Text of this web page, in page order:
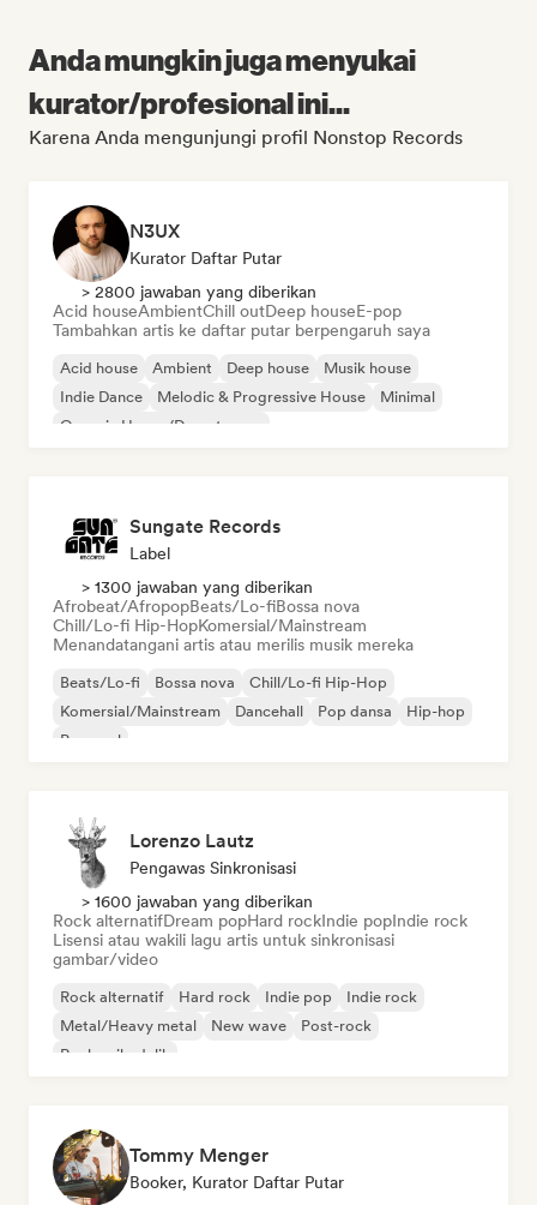
Anda mungkin juga menyukai
kurator/profesional ini...
Karena Anda mengunjungi profil Nonstop Records
N3UX
Kurator Daftar Putar
> 2800 jawaban yang diberikan
Acid houseAmbientChill outDeep houseE-pop
Tambahkan artis ke daftar putar berpengaruh saya
Acid house Ambient Deep house
Musik house
Indie Dance
Melodic & Progressive House
Minimal
Organic House/Downtempo
Sungate Records
Label
> 1300 jawaban yang diberikan
Afrobeat/AfropopBeats/Lo-fiBossa nova
Chill/Lo-fi Hip-HopKomersial/Mainstream
Menandatangani artis atau merilis musik mereka
Beats/Lo-fi Bossa nova
Chill/Lo-fi Hip-Hop
Komersial/Mainstream
Dancehall Pop dansa
Hip-hop
Pop soul
Lorenzo Lautz
Pengawas Sinkronisasi
> 1600 jawaban yang diberikan
Rock alternatifDream popHard rockIndie popIndie rock
Lisensi atau wakili lagu artis untuk sinkronisasi
gambar/video
Rock alternatif Hard rock Indie pop
Indie rock
Metal/Heavy metal
New wave
Post-rock
Rock psikedelik
Tommy Menger
Booker, Kurator Daftar Putar